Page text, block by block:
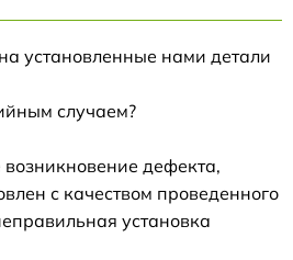
установленные нами детали
случаем?
дефекта,
с качеством проведенного
установка